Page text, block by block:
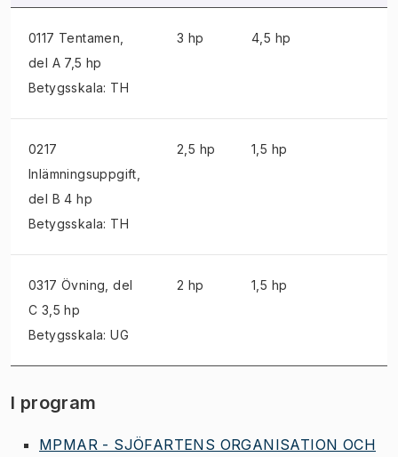
0117 Tentamen
del A 7,5 hp
Betygsskala: TH
3 hp 4,5 hp
0217
Inlämningsuppgift
del B 4 hp
Betygsskala: TH
2,5 hp 1,5 hp
0317 Övning , del
C 3,5 hp
Betygsskala: UG
2 hp 1,5 hp
I program
MPMAR - SJÖFARTENS ORGANISATION OCH